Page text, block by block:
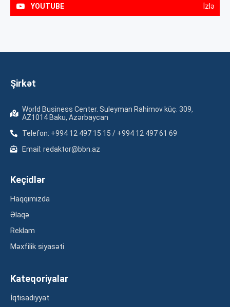
YOUTUBE İzlə
Şirkət
World Business Center. Suleyman Rahimov küç. 309,
AZ1014 Baku, Azərbaycan
Telefon: +994 12 497 15 15 / +994 12 497 61 69
Email: redaktor@bbn.az
Keçidlər
Haqqımızda
Əlaqə
Reklam
Məxfilik siyasəti
Kateqoriyalar
İqtisadiyyat